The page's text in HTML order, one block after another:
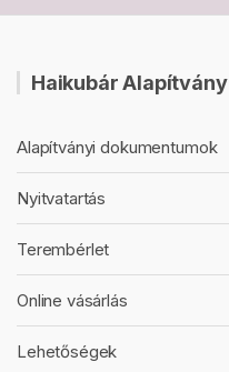
Haikubár Alapítvány
Alapítványi dokumentumok
Nyitvatartás
Terembérlet
Online vásárlás
Lehetőségek